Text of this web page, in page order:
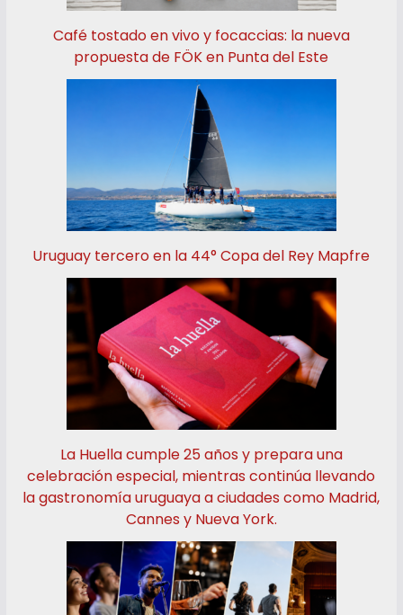
Café tostado en vivo y focaccias: la nueva
propuesta de FÖK en Punta del Este
Uruguay tercero en la 44° Copa del Rey Mapfre
La Huella cumple 25 años y prepara una
celebración especial, mientras continúa llevando
la gastronomía uruguaya a ciudades como Madrid,
Cannes y Nueva York.